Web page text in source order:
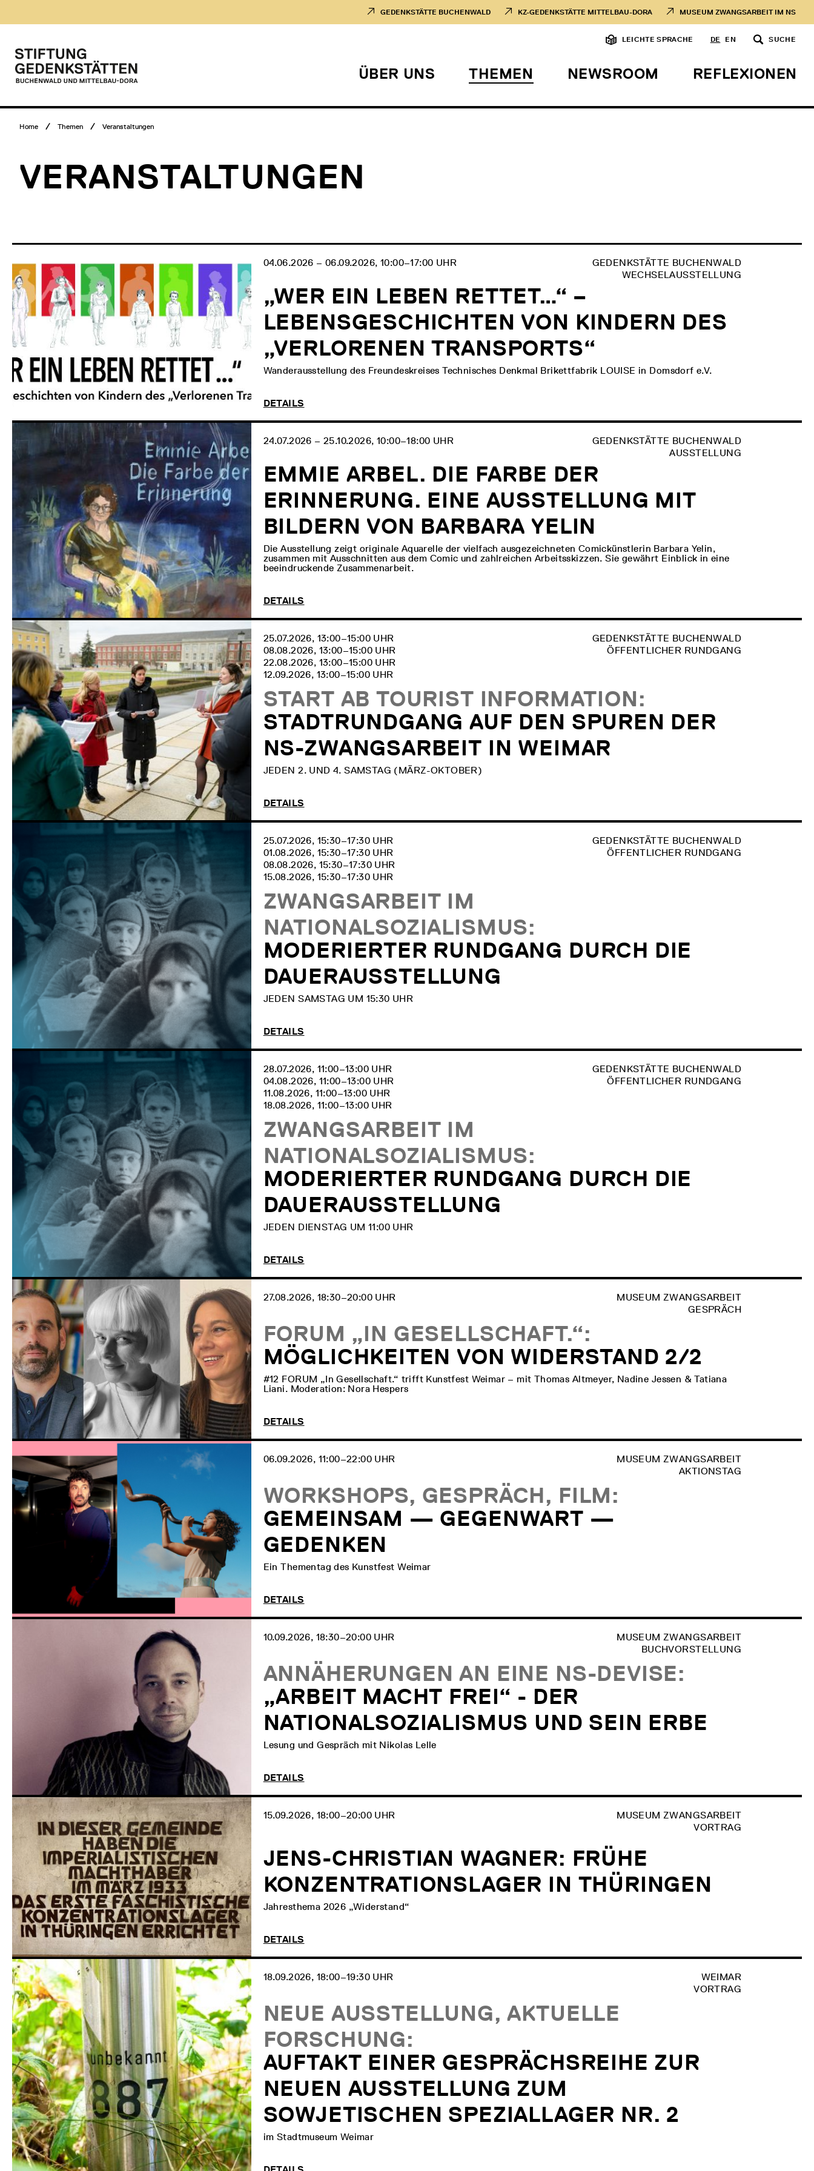
Inhalt
GEDENKSTÄTTE BUCHENWALD KZ-GEDENKSTÄTTE MITTELBAU-DORA MUSEUM ZWANGSARBEIT IM NS
Hauptmenü
LEICHTE SPRACHE DE EN SUCHE
Logo
Stiftung
und
Dora
ÜBER UNS THEMEN NEWSROOM REFLEXIONEN
Breadcrumb
Home Themen Veranstaltungen
VERANSTALTUNGEN
04.06.2026 ‒ 06.09.2026, 10:00‒17:00 UHR
GEDENKSTÄTTE BUCHENWALD
WECHSELAUSSTELLUNG
„WER EIN LEBEN RETTET…“ –
LEBENSGESCHICHTEN VON KINDERN DES
„VERLORENEN TRANSPORTS“
Wanderausstellung des Freundeskreises Technisches Denkmal Brikettfabrik LOUISE in Domsdorf e.V.
DETAILS
24.07.2026 ‒ 25.10.2026, 10:00‒18:00 UHR
GEDENKSTÄTTE BUCHENWALD
AUSSTELLUNG
EMMIE ARBEL. DIE FARBE DER
ERINNERUNG. EINE AUSSTELLUNG MIT
BILDERN VON BARBARA YELIN
Die Ausstellung zeigt originale Aquarelle der vielfach ausgezeichneten Comickünstlerin Barbara Yelin,
zusammen mit Ausschnitten aus dem Comic und zahlreichen Arbeitsskizzen. Sie gewährt Einblick in eine
beeindruckende Zusammenarbeit.
DETAILS
25.07.2026, 13:00‒15:00 UHR
08.08.2026, 13:00‒15:00 UHR
22.08.2026, 13:00‒15:00 UHR
12.09.2026, 13:00‒15:00 UHR
GEDENKSTÄTTE BUCHENWALD
ÖFFENTLICHER RUNDGANG
START AB TOURIST INFORMATION:
STADTRUNDGANG AUF DEN SPUREN DER
NS-ZWANGSARBEIT IN WEIMAR
JEDEN 2. UND 4. SAMSTAG (MÄRZ-OKTOBER)
DETAILS
25.07.2026, 15:30‒17:30 UHR
01.08.2026, 15:30‒17:30 UHR
08.08.2026, 15:30‒17:30 UHR
15.08.2026, 15:30‒17:30 UHR
GEDENKSTÄTTE BUCHENWALD
ÖFFENTLICHER RUNDGANG
ZWANGSARBEIT IM
NATIONALSOZIALISMUS:
MODERIERTER RUNDGANG DURCH DIE
DAUERAUSSTELLUNG
JEDEN SAMSTAG UM 15:30 UHR
DETAILS
28.07.2026, 11:00‒13:00 UHR
04.08.2026, 11:00‒13:00 UHR
11.08.2026, 11:00‒13:00 UHR
18.08.2026, 11:00‒13:00 UHR
GEDENKSTÄTTE BUCHENWALD
ÖFFENTLICHER RUNDGANG
ZWANGSARBEIT IM
NATIONALSOZIALISMUS:
MODERIERTER RUNDGANG DURCH DIE
DAUERAUSSTELLUNG
JEDEN DIENSTAG UM 11:00 UHR
DETAILS
27.08.2026, 18:30‒20:00 UHR
MUSEUM ZWANGSARBEIT
GESPRÄCH
FORUM „IN GESELLSCHAFT.“:
MÖGLICHKEITEN VON WIDERSTAND 2/2
#12 FORUM „In Gesellschaft.“ trifft Kunstfest Weimar – mit Thomas Altmeyer, Nadine Jessen & Tatiana
Liani. Moderation: Nora Hespers
DETAILS
06.09.2026, 11:00‒22:00 UHR
MUSEUM ZWANGSARBEIT
AKTIONSTAG
WORKSHOPS, GESPRÄCH, FILM:
GEMEINSAM — GEGENWART —
GEDENKEN
Ein Thementag des Kunstfest Weimar
DETAILS
10.09.2026, 18:30‒20:00 UHR
MUSEUM ZWANGSARBEIT
BUCHVORSTELLUNG
ANNÄHERUNGEN AN EINE NS-DEVISE:
„ARBEIT MACHT FREI“ - DER
NATIONALSOZIALISMUS UND SEIN ERBE
Lesung und Gespräch mit Nikolas Lelle
DETAILS
15.09.2026, 18:00‒20:00 UHR
MUSEUM ZWANGSARBEIT
VORTRAG
JENS-CHRISTIAN WAGNER: FRÜHE
KONZENTRATIONSLAGER IN THÜRINGEN
Jahresthema 2026 „Widerstand“
DETAILS
18.09.2026, 18:00‒19:30 UHR
WEIMAR
VORTRAG
NEUE AUSSTELLUNG, AKTUELLE
FORSCHUNG:
AUFTAKT EINER GESPRÄCHSREIHE ZUR
NEUEN AUSSTELLUNG ZUM
SOWJETISCHEN SPEZIALLAGER NR. 2
im Stadtmuseum Weimar